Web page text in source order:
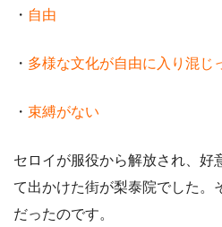
・ 自由
・ 多様な文化が自由に入り混じ
・ 束縛がない
セロイが服役から解放され、好
て出かけた街が梨泰院でした。
だったのです。